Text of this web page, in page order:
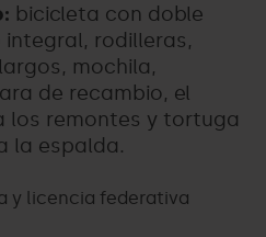
bicicleta con doble
rodilleras,
mochila,
de recambio, el
los remontes y tortuga
la espalda.
y licencia federativa